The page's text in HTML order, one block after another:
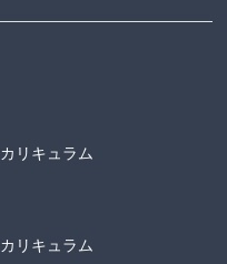
カリキュラム
カリキュラム